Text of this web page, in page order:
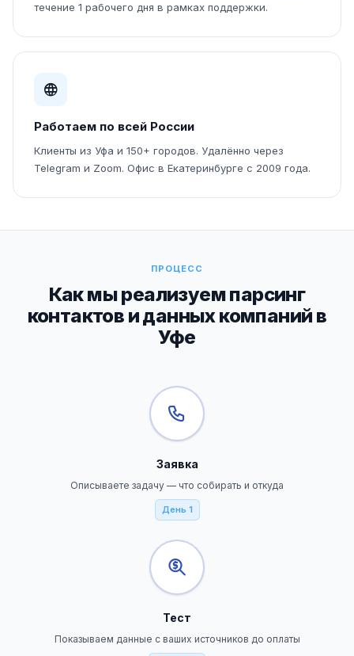
течение 1 рабочего дня в рамках поддержки.
Работаем по всей России
Клиенты из Уфа и 150+ городов. Удалённо через
Telegram и Zoom. Офис в Екатеринбурге с 2009 года.
ПРОЦЕСС
Как мы реализуем парсинг
контактов и данных компаний в
Уфе
Заявка
Описываете задачу — что собирать и откуда
День 1
Тест
Показываем данные с ваших источников до оплаты